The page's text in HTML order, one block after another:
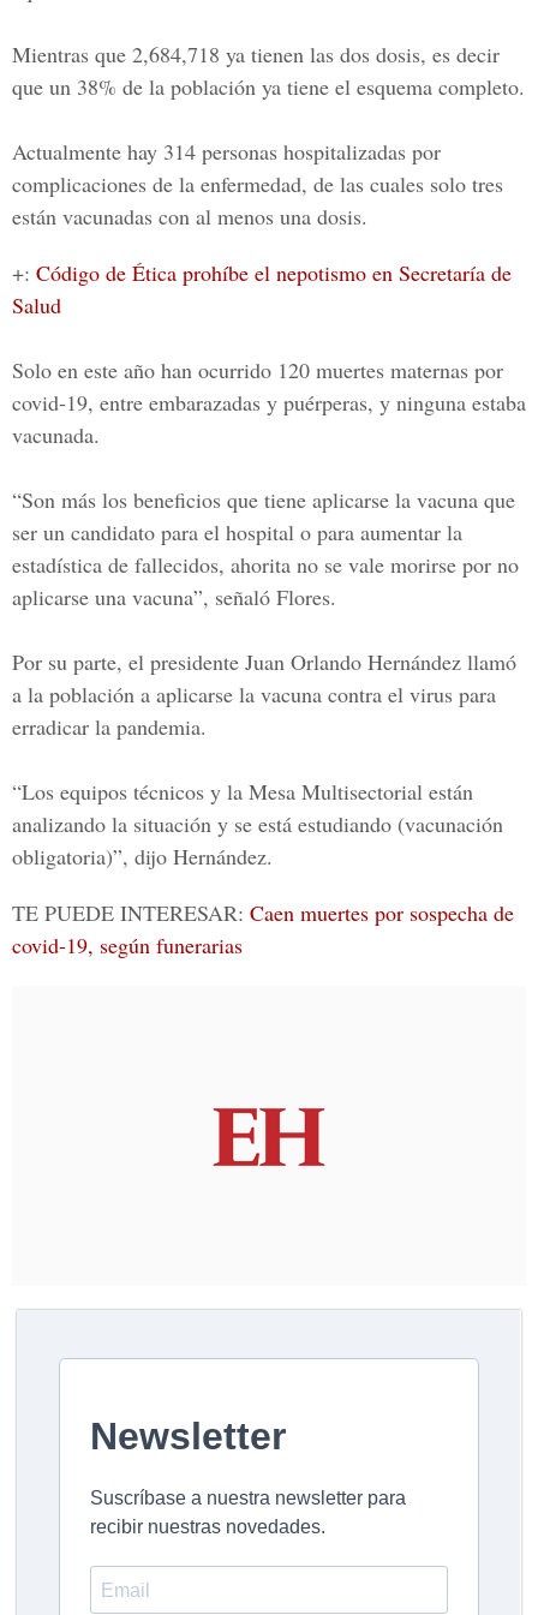
Mientras que 2,684,718 ya tienen las dos dosis, es decir
que un 38% de la población ya tiene el esquema completo.
Actualmente hay 314 personas hospitalizadas por
complicaciones de la enfermedad, de las cuales solo tres
están vacunadas con al menos una dosis.
+: Código de Ética prohíbe el nepotismo en Secretaría de
Salud
Solo en este año han ocurrido 120 muertes maternas por
covid-19, entre embarazadas y puérperas, y ninguna estaba
vacunada.
“Son más los beneficios que tiene aplicarse la vacuna que
ser un candidato para el hospital o para aumentar la
estadística de fallecidos, ahorita no se vale morirse por no
aplicarse una vacuna”, señaló Flores.
Por su parte, el presidente Juan Orlando Hernández llamó
a la población a aplicarse la vacuna contra el virus para
erradicar la pandemia.
“Los equipos técnicos y la Mesa Multisectorial están
analizando la situación y se está estudiando (vacunación
obligatoria)”, dijo Hernández.
TE PUEDE INTERESAR: Caen muertes por sospecha de
covid-19, según funerarias